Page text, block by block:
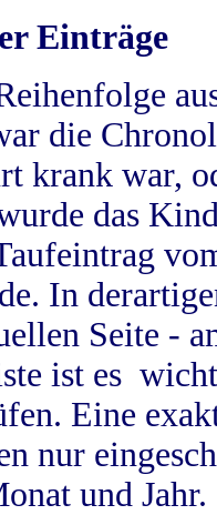
Einträge
die
krank war,
das
In
Seite -
ist es
Eine
nur
und Jahr.